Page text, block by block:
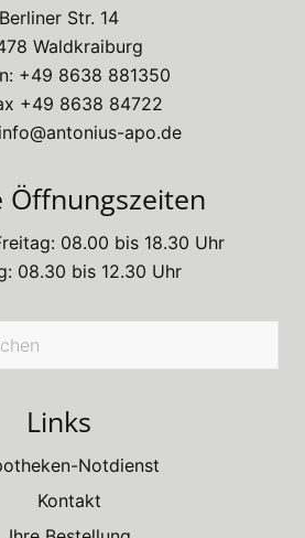
Berliner Str. 14
Waldkraiburg
+49 8638 881350
+49 8638 84722
info@antonius-apo.de
Öffnungszeiten
08.00 bis 18.30 Uhr
08.30 bis 12.30 Uhr
Links
Notdienst
Kontakt